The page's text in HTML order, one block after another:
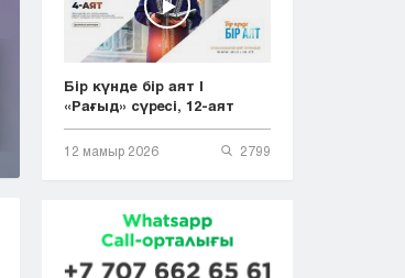
Бір күнде бір аят |
«Рағыд» сүресі, 12-аят
12 мамыр 2026 2799